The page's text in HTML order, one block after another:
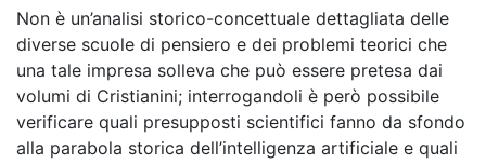
Non è un’analisi storico-concettuale dettagliata delle
diverse scuole di pensiero e dei problemi teorici che
una tale impresa solleva che può essere pretesa dai
volumi di Cristianini; interrogandoli è però possibile
verificare quali presupposti scientifici fanno da sfondo
alla parabola storica dell’intelligenza artificiale e quali